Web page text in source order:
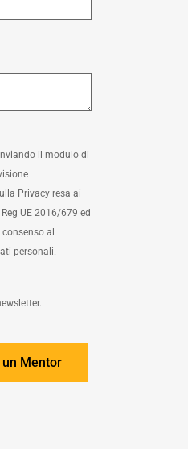
il modulo di
Privacy resa ai
UE 2016/679 ed
al
personali.
Mentor